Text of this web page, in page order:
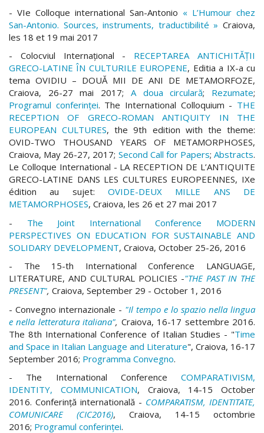
- VIe Colloque international San-Antonio « L’Humour chez
San-Antonio. Sources, instruments, traductibilité » Craiova,
les 18 et 19 mai 2017
-
Colocviul Internațional -
RECEPTAREA ANTICHITĂȚII
GRECO-LATINE ÎN CULTURILE EUROPENE, Editia a IX-a cu
tema OVIDIU – DOUĂ MII DE ANI DE METAMORFOZE,
Craiova, 26-27 mai 2017; A doua circulară; Rezumate;
Programul conferinței. The International Colloquium - THE
RECEPTION OF GRECO-ROMAN ANTIQUITY IN THE
EUROPEAN CULTURES, the 9th edition with the theme:
OVID-TWO THOUSAND YEARS OF METAMORPHOSES,
Craiova, May 26-27, 2017; Second Call for Papers; Abstracts.
Le Colloque International - LA RECEPTION DE L’ANTIQUITE
GRECO-LATINE DANS LES CULTURES EUROPEENNES, IXe
édition au sujet:
OVIDE-DEUX MILLE ANS DE
METAMORPHOSES, Craiova, les 26 et 27 mai 2017
-
The Joint International Conference MODERN
PERSPECTIVES ON EDUCATION FOR SUSTAINABLE AND
SOLIDARY DEVELOPMENT, Craiova, October 25-26, 2016
- The 15-th International Conference LANGUAGE,
LITERATURE, AND CULTURAL POLICIES -"THE PAST IN THE
PRESENT", Craiova, September 29 - October 1, 2016
- Convegno internazionale - "Il tempo e lo spazio nella lingua
e nella letteratura italiana", Craiova, 16-17 settembre 2016.
The 8th International Conference of Italian Studies - "Time
and Space in Italian Language and Literature", Craiova, 16-17
September 2016; Programma Convegno.
- The International Conference
COMPARATIVISM,
IDENTITY, COMMUNICATION, Craiova, 14-15 October
2016. Conferinţă internatională - COMPARATISM, IDENTITATE,
COMUNICARE (CIC2016), Craiova, 14-15 octombrie
2016; Programul conferinței.